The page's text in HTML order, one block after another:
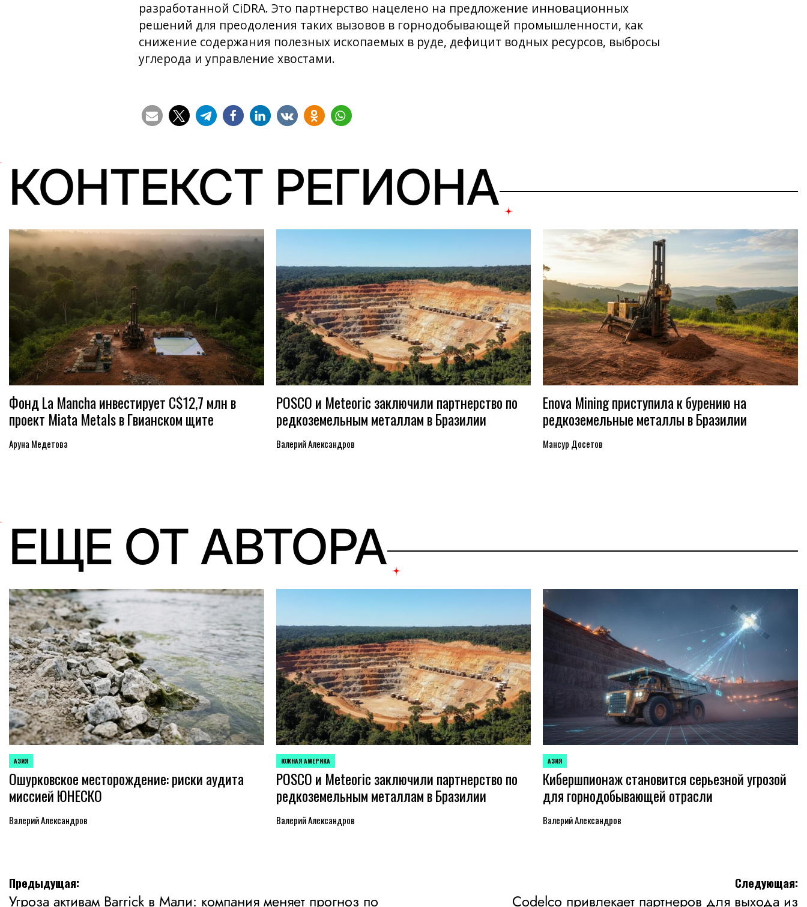
разработанной CiDRA. Это партнерство нацелено на предложение инновационных
решений для преодоления таких вызовов в горнодобывающей промышленности, как
снижение содержания полезных ископаемых в руде, дефицит водных ресурсов, выбросы
углерода и управление хвостами.
КОНТЕКСТ РЕГИОНА
Фонд La Mancha инвестирует C$12,7 млн в
проект Miata Metals в Гвианском щите
Аруна Медетова
POSCO и Meteoric заключили партнерство по
редкоземельным металлам в Бразилии
Валерий Александров
Enova Mining приступила к бурению на
редкоземельные металлы в Бразилии
Мансур Досетов
ЕЩЕ ОТ АВТОРА
ОПУБЛИКОВАНО
В
АЗИЯ
Ошурковское месторождение: риски аудита
миссией ЮНЕСКО
Валерий Александров
ОПУБЛИКОВАНО
В
ЮЖНАЯ АМЕРИКА
POSCO и Meteoric заключили партнерство по
редкоземельным металлам в Бразилии
Валерий Александров
ОПУБЛИКОВАНО
В
АЗИЯ
Кибершпионаж становится серьезной угрозой
для горнодобывающей отрасли
Валерий Александров
Навигация
Предыдущая:
Угроза активам Barrick в Мали: компания меняет прогноз по
Следующая:
Codelco привлекает партнеров для выхода из